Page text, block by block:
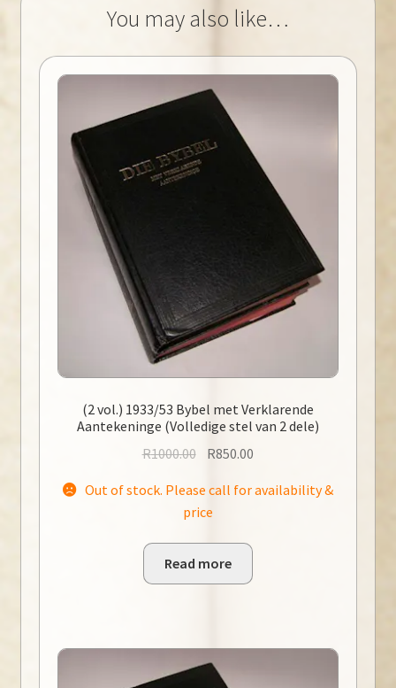
You may also like…
(2 vol.) 1933/53 Bybel met Verklarende
Aantekeninge (Volledige stel van 2 dele)
R1000.00 Original
was:
R1000.00.
R850.00
is:
Out of stock. Please call for availability &
price
Read more